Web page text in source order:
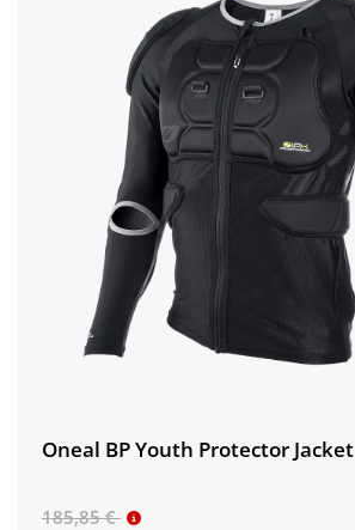
Oneal BP Youth Protector Jacket
185,85 €